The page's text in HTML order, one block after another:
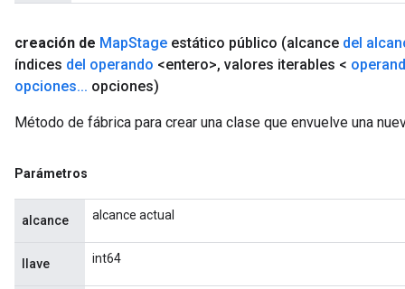
creación de MapStage estático público (alcance del
índices del operando <entero>, valores iterables <
opciones... opciones)
Método de fábrica para crear una clase que envuelve una
Parámetros
alcance alcance actual
llave int64